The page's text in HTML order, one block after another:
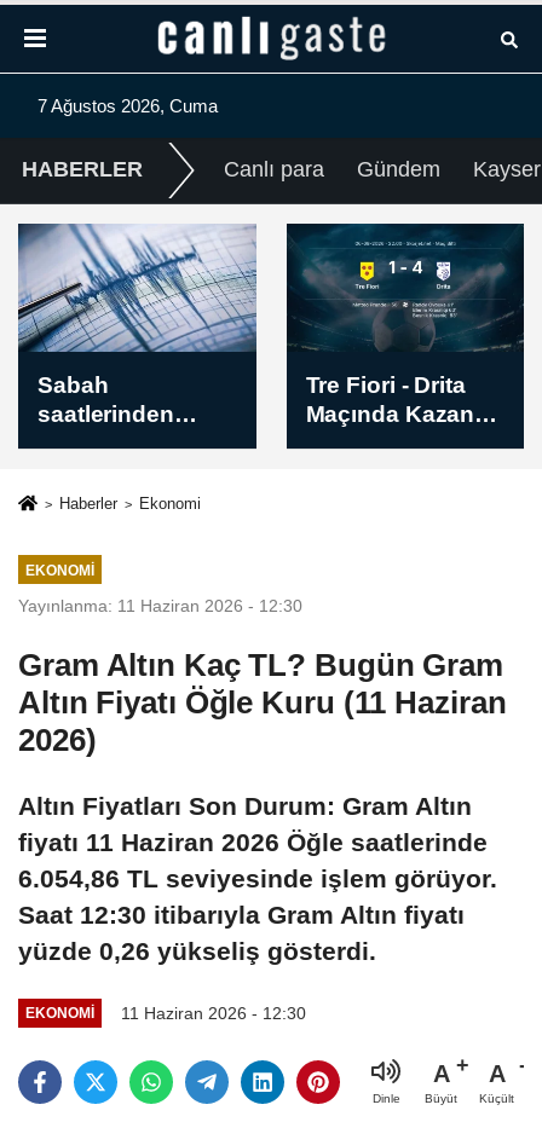
7 Ağustos 2026, Cuma
HABERLER Canlı para Gündem
Tre Fiori - Drita
Maçında Kazanan
Belli Oldu! İşte
Avrupa
Konferans Ligi |
Hibernian -
Haberler Ekonomi
EKONOMI
Yayınlanma: 11 Haziran 2026 - 12:30
Gram Altın Kaç TL? Bugün Gram
Altın Fiyatı Öğle Kuru (11 Haziran
2026)
Altın Fiyatları Son Durum: Gram Altın
fiyatı 11 Haziran 2026 Öğle saatlerinde
6.054,86 TL seviyesinde işlem görüyor.
Saat 12:30 itibarıyla Gram Altın fiyatı
yüzde 0,26 yükseliş gösterdi.
EKONOMI 11 Haziran 2026 - 12:30
Dinle
A
Büyüt
A
Küçült